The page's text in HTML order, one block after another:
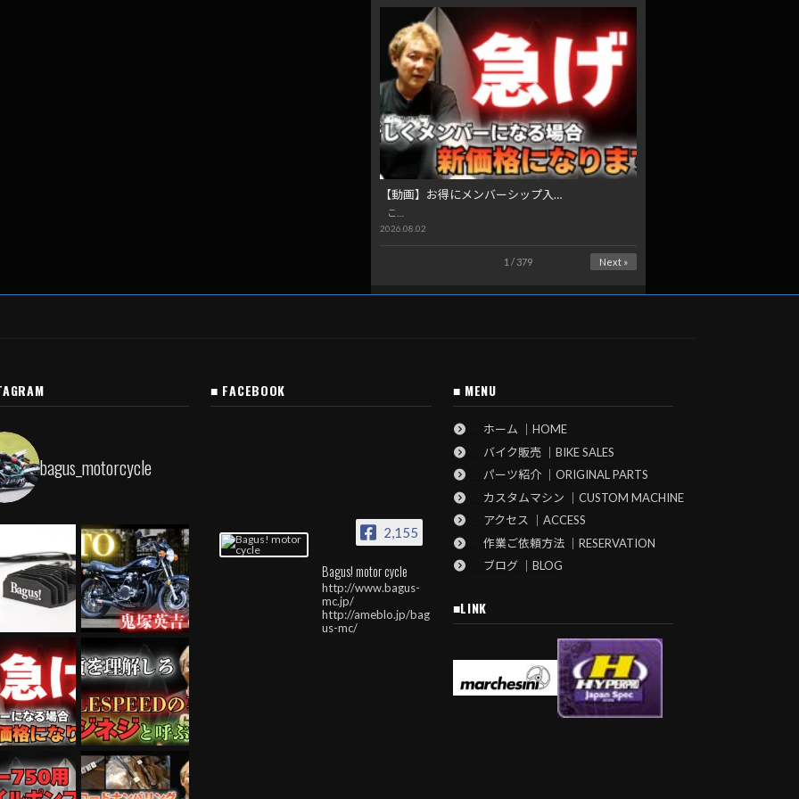
【動画】お得にメンバーシップ入…
こ…
2026.08.02
1 / 379 Next »
bagus_motorcycle
■ FACEBOOK
2,155
Bagus! motor cycle
http://www.bagus-
mc.jp/
http://ameblo.jp/bag
us-mc/
■ MENU
ホーム ｜HOME
バイク販売 ｜BIKE SALES
パーツ紹介 ｜ORIGINAL PARTS
カスタムマシン ｜CUSTOM MACHINE
アクセス ｜ACCESS
作業ご依頼方法 ｜RESERVATION
ブログ ｜BLOG
■LINK